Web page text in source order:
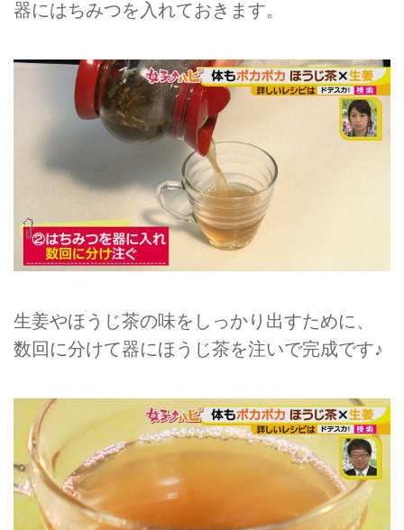
器にはちみつを入れておきます。
生姜やほうじ茶の味をしっかり出すために、
数回に分けて器にほうじ茶を注いで完成です♪